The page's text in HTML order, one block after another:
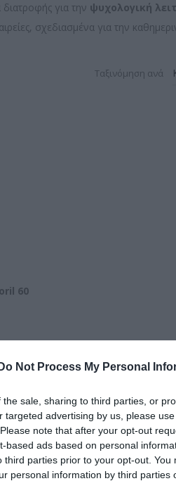
Do Not Process My Personal
the sale, sharing to third parties, or
targeted advertising by us, please
note that after your opt-out
based ads based on personal
third parties prior to your opt-out.
personal information by third parties
για την ψυχολογική
σχεδιασμένα για την
Ταξινόμηση ανά
60